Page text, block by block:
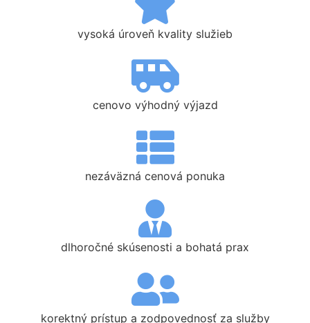
vysoká úroveň kvality služieb
cenovo výhodný výjazd
nezáväzná cenová ponuka
dlhoročné skúsenosti a bohatá prax
korektný prístup a zodpovednosť za služby